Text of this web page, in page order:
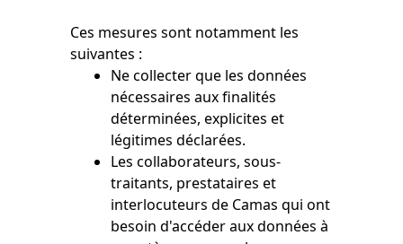
Ces mesures sont notamment les
suivantes :
Ne collecter que les données
nécessaires aux finalités
déterminées, explicites et
légitimes déclarées.
Les collaborateurs, sous-
traitants, prestataires et
interlocuteurs de Camas qui ont
besoin d'accéder aux données à